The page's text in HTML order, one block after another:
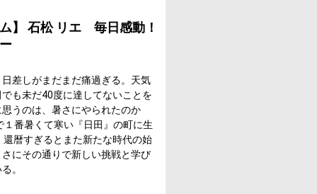
】 石松 リエ 毎日感動！
差しがまだまだ痛過ぎる。天気
も未だ40度に達してないことを
うのは、暑さにやられたのか
１番暑くて寒い『日田』の町に生
暦すぎるとまた新たな時代の始
にその通りで新しい挑戦と学び
。